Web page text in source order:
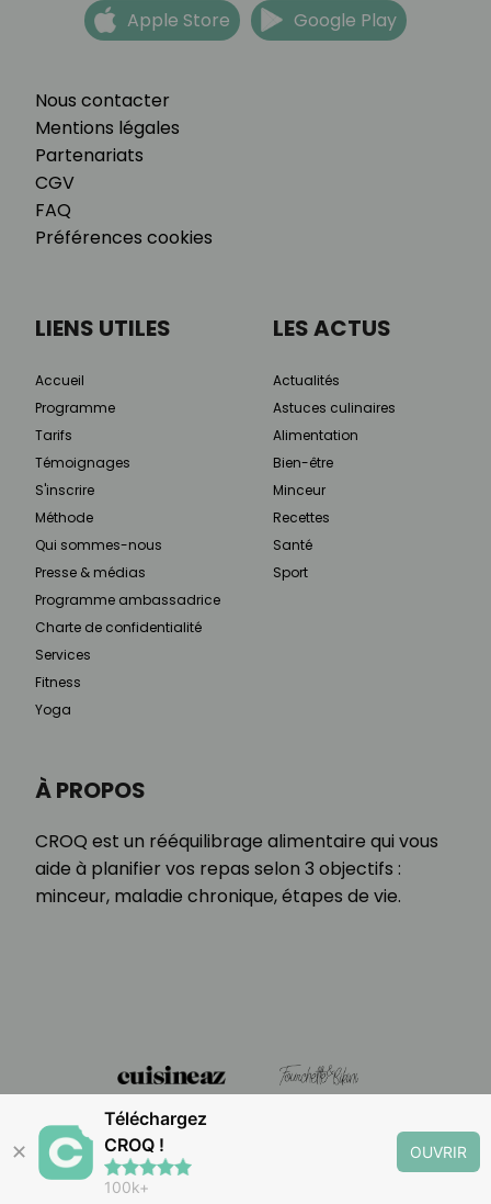
Nous contacter
Mentions légales
Partenariats
CGV
FAQ
Préférences cookies
Apple Store Google Play
À PROPOS
CROQ est un rééquilibrage alimentaire qui vous
aide à planifier vos repas selon 3 objectifs :
minceur, maladie chronique, étapes de vie.
LIENS UTILES
Accueil
Programme
Tarifs
Témoignages
S'inscrire
Méthode
Qui sommes-nous
Presse & médias
Programme ambassadrice
Charte de confidentialité
Services
Fitness
Yoga
LES ACTUS
Actualités
Astuces culinaires
Alimentation
Bien-être
Minceur
Recettes
Santé
Sport
✕
Téléchargez
CROQ !
100k+
OUVRIR